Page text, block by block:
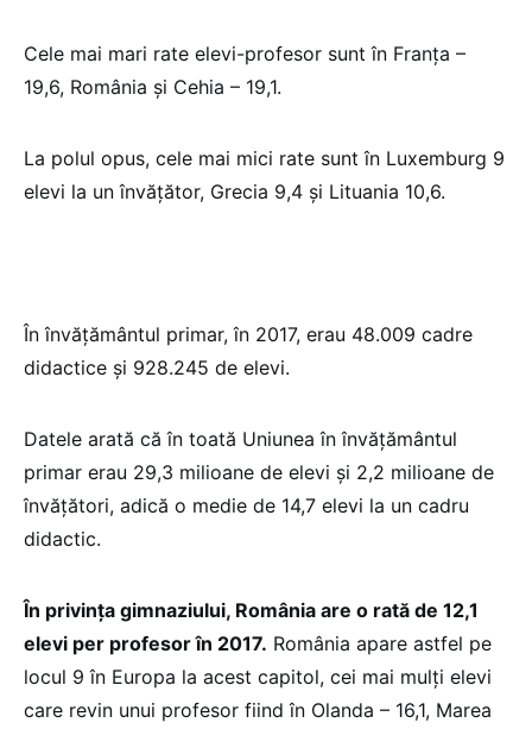
Cele mai mari rate elevi-profesor sunt în Franța –
19,6, România şi Cehia – 19,1.
La polul opus, cele mai mici rate sunt în Luxemburg 9
elevi la un învățător, Grecia 9,4 şi Lituania 10,6.
În învățământul primar, în 2017, erau 48.009 cadre
didactice şi 928.245 de elevi.
Datele arată că în toată Uniunea în învățământul
primar erau 29,3 milioane de elevi şi 2,2 milioane de
învățători, adică o medie de 14,7 elevi la un cadru
didactic.
În privința gimnaziului, România are o rată de 12,1
elevi per profesor în 2017. România apare astfel pe
locul 9 în Europa la acest capitol, cei mai mulți elevi
care revin unui profesor fiind în Olanda – 16,1, Marea